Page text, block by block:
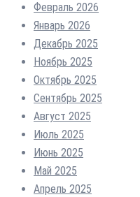
Февраль 2026
Январь 2026
Декабрь 2025
Ноябрь 2025
Октябрь 2025
Сентябрь 2025
Август 2025
Июль 2025
Июнь 2025
Май 2025
Апрель 2025